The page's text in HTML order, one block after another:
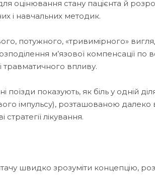
оцінювання стану пацієнта й
і навчальних методик.
потужного, «тривимірного»
м’язової компенсації по
травматичного впливу.
поїзди показують, як біль у одній
імпульсу), розташованою далеко
лікування.
швидко зрозуміти концепцію,